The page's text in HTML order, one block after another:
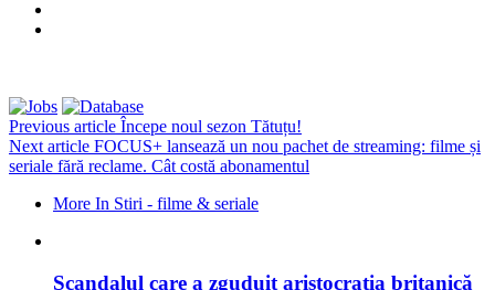
Previous article Începe noul sezon Tătuțu!
Next article FOCUS+ lansează un nou pachet de streaming: filme și
seriale fără reclame. Cât costă abonamentul
More In Stiri - filme & seriale
Scandalul care a zguduit aristocrația britanică